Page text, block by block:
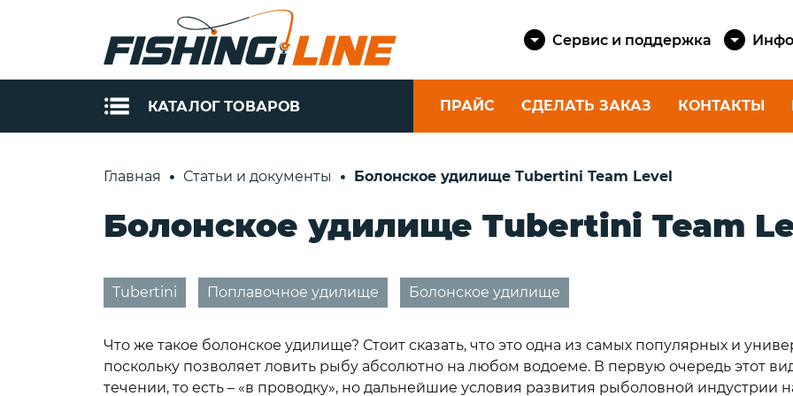
Сервис и поддержка
КАТАЛОГ ТОВАРОВ ПРАЙС СДЕЛАТЬ ЗАКАЗ КОНТАКТЫ
ЛЕСКА
Леска Momoi
Леска Ultron
Momoi
Зимняя леска
флюорокарбона
спиннинги Seika
(Tubertini)
спиннинги Seika
(Tubertini)
удилища Tubertini
Фидерные
удилища Tubertini
катушки
Фидерные катушки
ультралайта
Силовые катушки
Шкоты и
Dock Line
Шнуры
Anchor
Главная Статьи и документы Болонское удилище Tubertini Team Level
Болонское удилище Tubertini Team
Tubertini Поплавочное удилище Болонское удилище
Что же такое болонское удилище? Стоит сказать, что это одна из самых популярных и
поскольку позволяет ловить рыбу абсолютно на любом водоеме. В первую очередь этот
течении, то есть – «в проводку», но дальнейшие условия развития рыболовной